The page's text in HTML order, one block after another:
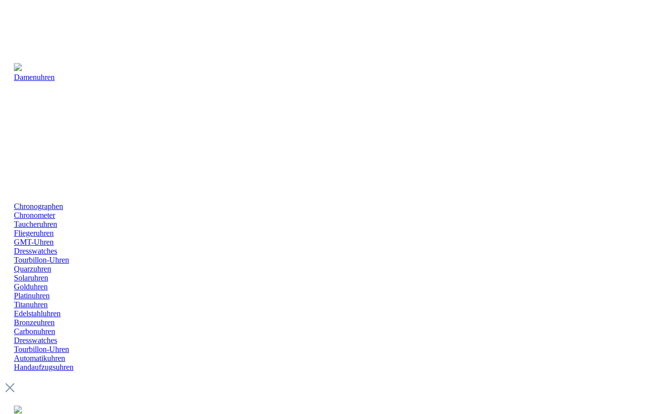
Damenuhren
Chronographen
Chronometer
Taucheruhren
Fliegeruhren
GMT-Uhren
Dresswatches
Tourbillon-Uhren
Quarzuhren
Solaruhren
Golduhren
Platinuhren
Titanuhren
Edelstahluhren
Bronzeuhren
Carbonuhren
Dresswatches
Tourbillon-Uhren
Automatikuhren
Handaufzugsuhren